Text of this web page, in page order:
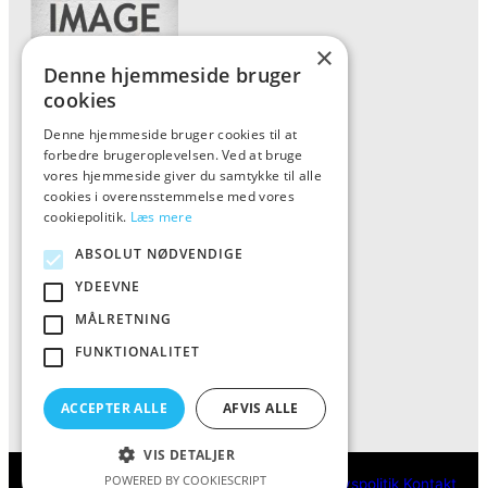
Forside
Vis alle produkter
Kontakt
ALFA
Tlf: 7876 8672
Mail:info@al-fa.dk
Cookie- og privatlivspolitik Kontakt
×
Denne hjemmeside bruger
cookies
Denne hjemmeside bruger cookies til at
forbedre brugeroplevelsen. Ved at bruge
vores hjemmeside giver du samtykke til alle
cookies i overensstemmelse med vores
cookiepolitik. Læs mere
ABSOLUT NØDVENDIGE
YDEEVNE
MÅLRETNING
FUNKTIONALITET
ACCEPTER ALLE AFVIS ALLE
VIS DETALJER
POWERED BY COOKIESCRIPT